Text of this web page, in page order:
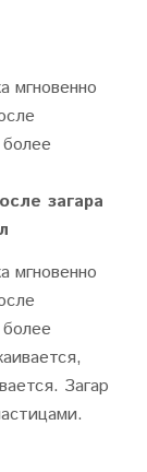
мгновенно
загара
мгновенно
Загар